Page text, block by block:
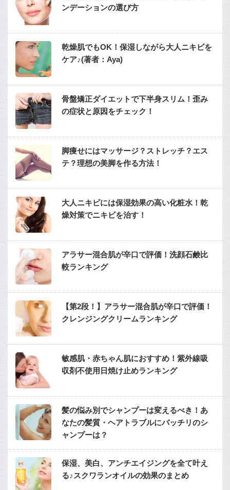
ンデーションの選び方
乾燥肌でもOK！保湿しながら大人ニキビを
ケア♪(著者：Aya)
骨盤矯正ダイエットで下半身スリム！歪み
の症状と原因をチェック！
脚痩せにはマッサージ？ストレッチ？エス
テ？理想の美脚を作る方法！
大人ニキビには保湿効果の高い化粧水！乾
燥対策でニキビを治す！
アラサー混合肌が辛口で評価！洗顔石鹸比
較ランキング
【第2段！】アラサー混合肌が辛口で評価！
クレンジングクリームランキング
敏感肌・赤ちゃん肌におすすめ！紫外線吸
収剤不使用日焼け止めランキング
髪の悩み別でシャンプーは変えるべき！あ
なたの髪質・ヘアトラブルにバッチリのシ
ャンプーは？
保湿、美白、アンチエイジングを全て叶え
る♪スクワランオイルの効果のまとめ